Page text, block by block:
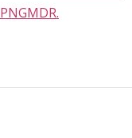
PNGMDR.